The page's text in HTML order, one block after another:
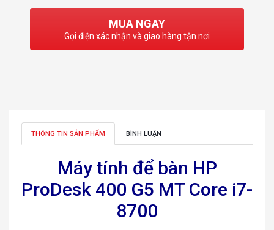
MUA NGAY
Gọi điện xác nhận và giao hàng tận nơi
THÔNG TIN SẢN PHẨM BÌNH LUẬN
Máy tính để bàn HP
ProDesk 400 G5 MT Core i7-
8700